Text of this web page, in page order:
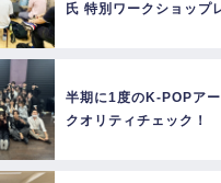
氏 特別ワークショップ
半期に1度のK-POPア
クオリティチェック！